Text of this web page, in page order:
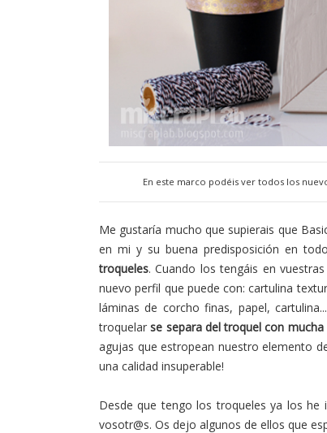
En este marco podéis ver todos los
Me gustaría mucho que supierais que
en mi y su buena predisposición en
troqueles. Cuando los tengáis en
nuevo perfil que puede con: cartulina
láminas de corcho finas, papel,
troquelarse separa del troquel con mucha
agujas que estropean nuestro elemento
una calidad insuperable!
Desde que tengo los troqueles ya los
vosotr@s. Os dejo algunos de ellos que